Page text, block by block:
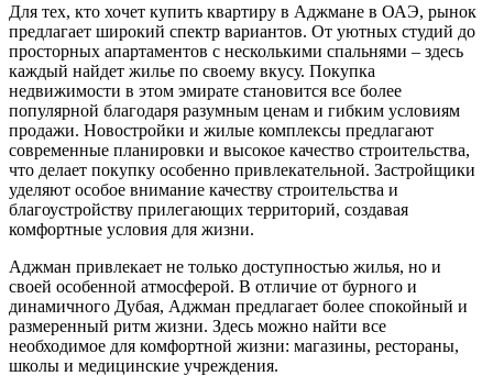
Для тех, кто хочет купить квартиру в Аджмане в ОАЭ, рынок
предлагает широкий спектр вариантов. От уютных студий до
просторных апартаментов с несколькими спальнями – здесь
каждый найдет жилье по своему вкусу. Покупка
недвижимости в этом эмирате становится все более
популярной благодаря разумным ценам и гибким условиям
продажи. Новостройки и жилые комплексы предлагают
современные планировки и высокое качество строительства,
что делает покупку особенно привлекательной. Застройщики
уделяют особое внимание качеству строительства и
благоустройству прилегающих территорий, создавая
комфортные условия для жизни.
Аджман привлекает не только доступностью жилья, но и
своей особенной атмосферой. В отличие от бурного и
динамичного Дубая, Аджман предлагает более спокойный и
размеренный ритм жизни. Здесь можно найти все
необходимое для комфортной жизни: магазины, рестораны,
школы и медицинские учреждения.